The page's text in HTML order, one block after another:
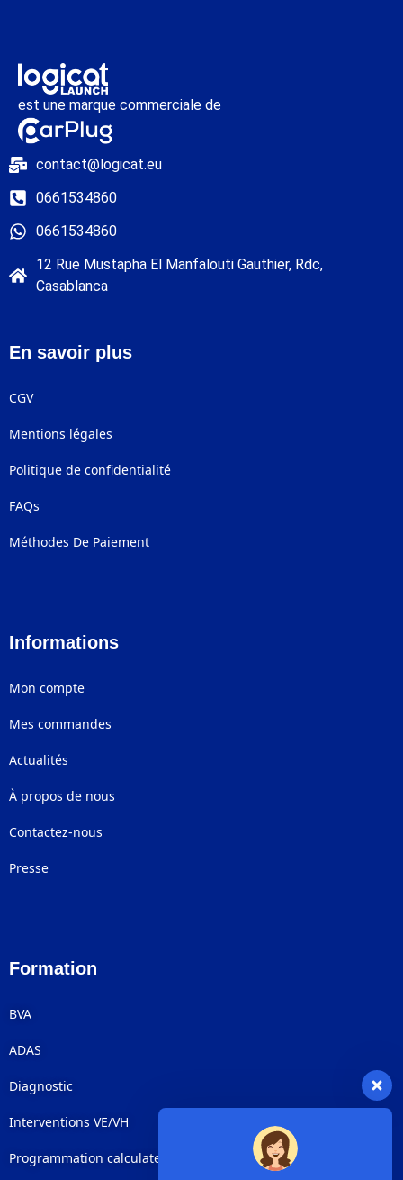
est une marque commerciale de
contact@logicat.eu
0661534860
0661534860
12 Rue Mustapha El Manfalouti Gauthier, Rdc,
Casablanca
En savoir plus
CGV
Mentions légales
Politique de confidentialité
FAQs
Méthodes De Paiement
Informations
Mon compte
Mes commandes
Actualités
À propos de nous
Contactez-nous
Presse
Formation
BVA
ADAS
Diagnostic
Interventions VE/VH
Programmation calculateurs